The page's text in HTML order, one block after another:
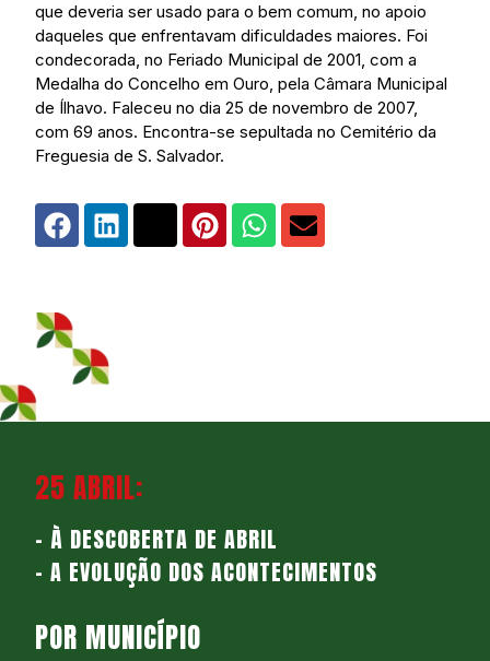
que deveria ser usado para o bem comum, no apoio
daqueles que enfrentavam dificuldades maiores. Foi
condecorada, no Feriado Municipal de 2001, com a
Medalha do Concelho em Ouro, pela Câmara Municipal
de Ílhavo. Faleceu no dia 25 de novembro de 2007,
com 69 anos. Encontra-se sepultada no Cemitério da
Freguesia de S. Salvador.
25 ABRIL:
– À DESCOBERTA DE ABRIL
– A EVOLUÇÃO DOS ACONTECIMENTOS
POR MUNICÍPIO